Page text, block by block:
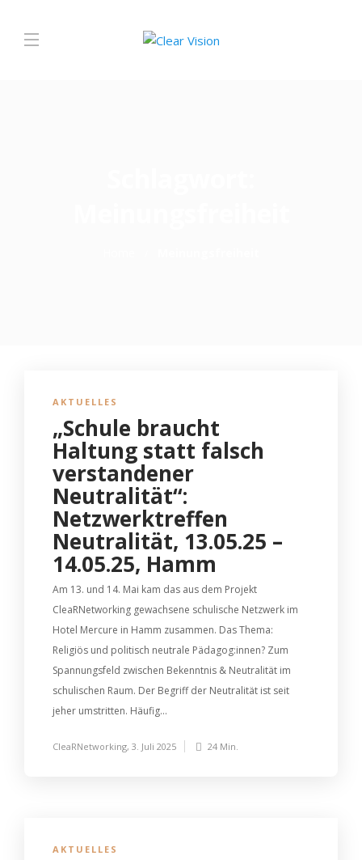
AKTUELLES
„Schule braucht
Haltung statt falsch
verstandener
Neutralität“:
Netzwerktreffen
Neutralität, 13.05.25 –
14.05.25, Hamm
Am 13. und 14. Mai kam das aus dem Projekt
CleaRNetworking gewachsene schulische Netzwerk im
Hotel Mercure in Hamm zusammen. Das Thema:
Religiös und politisch neutrale Pädagog:innen? Zum
Spannungsfeld zwischen Bekenntnis & Neutralität im
schulischen Raum. Der Begriff der Neutralität ist seit
jeher umstritten. Häufig...
CleaRNetworking, 3. Juli 2025 24 Min.
AKTUELLES